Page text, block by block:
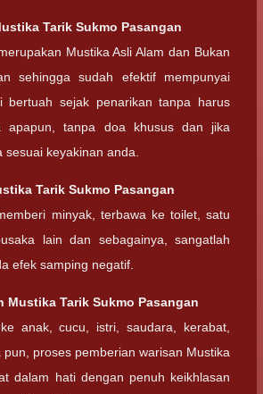
Tarik Sukmo Pasangan
Mustika Asli Alam dan Bukan
sehingga sudah efektif mempunyai
bertuah sejak penarikan tanpa harus
apapun, tanpa doa khusus dan jika
keyakinan anda.
Tarik Sukmo Pasangan
minyak, terbawa ke toilet, satu
lain dan sebagainya, sangatlah
efek samping negatif.
Mustika Tarik Sukmo Pasangan
anak, cucu, istri, saudara, kerabat,
proses pemberian warisan Mustika
dalam hati dengan penuh keikhlasan